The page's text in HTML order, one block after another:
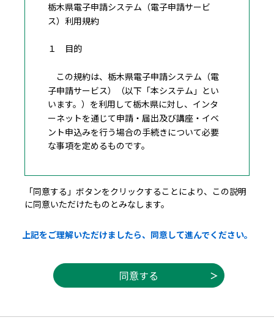
栃木県電子申請システム（電子申請サービ
ス）利用規約
１ 目的
この規約は、栃木県電子申請システム（電
子申請サービス）（以下「本システム」とい
います。）を利用して栃木県に対し、インタ
ーネットを通じて申請・届出及び講座・イベ
ント申込みを行う場合の手続きについて必要
な事項を定めるものです。
２ 利用規約の同意
行うためには、この規約に同意していただく
ことが必要です。このことを前提に、栃木県
ステムをご利用された方は、この規約に同意
されたものとみなします。何らかの理由によ
「同意する」ボタンをクリックすることにより、この説明
に同意いただけたものとみなします。
上記をご理解いただけましたら、同意して進んでください。